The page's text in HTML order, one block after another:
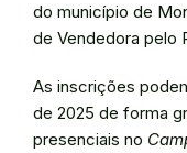
do município de
de Vendedora pelo
As inscrições
de 2025 de forma
presenciais no